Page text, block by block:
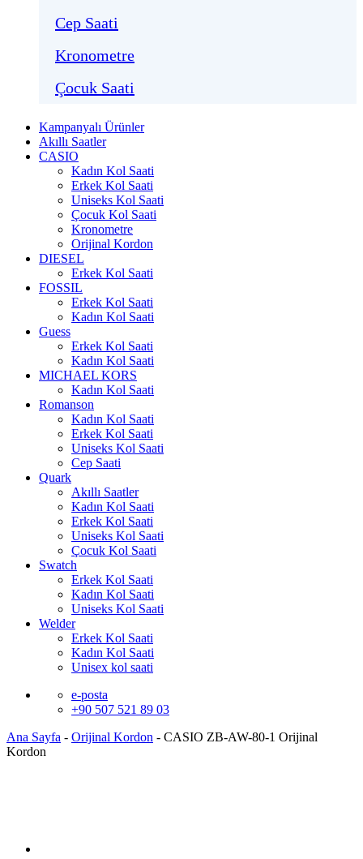
Cep Saati
Kronometre
Çocuk Saati
Kampanyalı Ürünler
Akıllı Saatler
CASIO
Kadın Kol Saati
Erkek Kol Saati
Uniseks Kol Saati
Çocuk Kol Saati
Kronometre
Orijinal Kordon
DIESEL
Erkek Kol Saati
FOSSIL
Erkek Kol Saati
Kadın Kol Saati
Guess
Erkek Kol Saati
Kadın Kol Saati
MICHAEL KORS
Kadın Kol Saati
Romanson
Kadın Kol Saati
Erkek Kol Saati
Uniseks Kol Saati
Cep Saati
Quark
Akıllı Saatler
Kadın Kol Saati
Erkek Kol Saati
Uniseks Kol Saati
Çocuk Kol Saati
Swatch
Erkek Kol Saati
Kadın Kol Saati
Uniseks Kol Saati
Welder
Erkek Kol Saati
Kadın Kol Saati
Unisex kol saati
e-posta
+90 507 521 89 03
Ana Sayfa - Orijinal Kordon - CASIO ZB-AW-80-1 Orijinal
Kordon